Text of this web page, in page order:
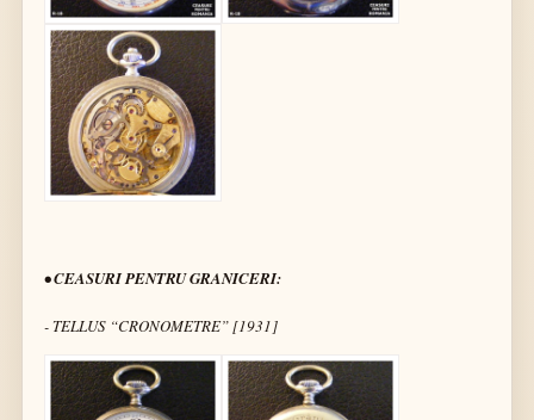
• CEASURI PENTRU GRANICERI:
- TELLUS “CRONOMETRE” [1931]